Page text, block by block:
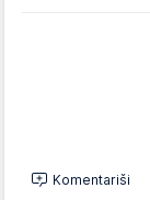
Komentariši